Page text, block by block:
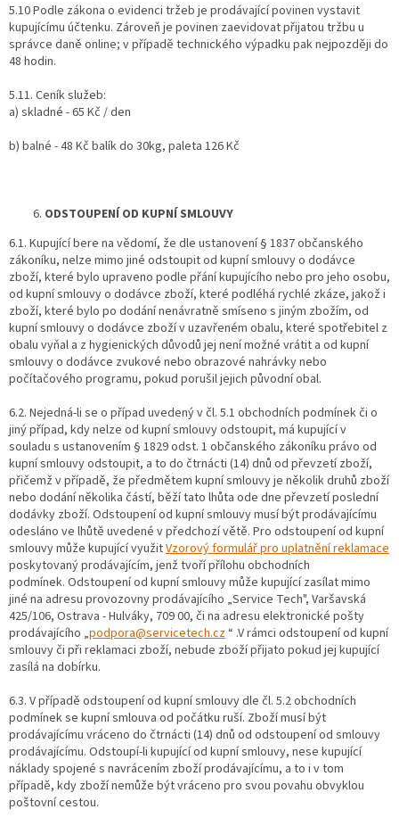
5.10 Podle zákona o evidenci tržeb je prodávající povinen vystavit
kupujícímu účtenku. Zároveň je povinen zaevidovat přijatou tržbu u
správce daně online; v případě technického výpadku pak nejpozději do
48 hodin.
5.11. Ceník služeb:
a) skladné - 65 Kč / den
b) balné - 48 Kč balík do 30kg, paleta 126 Kč
ODSTOUPENÍ OD KUPNÍ SMLOUVY
6.1. Kupující bere na vědomí, že dle ustanovení § 1837 občanského
zákoníku, nelze mimo jiné odstoupit od kupní smlouvy o dodávce
zboží, které bylo upraveno podle přání kupujícího nebo pro jeho osobu,
od kupní smlouvy o dodávce zboží, které podléhá rychlé zkáze, jakož i
zboží, které bylo po dodání nenávratně smíseno s jiným zbožím, od
kupní smlouvy o dodávce zboží v uzavřeném obalu, které spotřebitel z
obalu vyňal a z hygienických důvodů jej není možné vrátit a od kupní
smlouvy o dodávce zvukové nebo obrazové nahrávky nebo
počítačového programu, pokud porušil jejich původní obal.
6.2. Nejedná-li se o případ uvedený v čl. 5.1 obchodních podmínek či o
jiný případ, kdy nelze od kupní smlouvy odstoupit, má kupující v
souladu s ustanovením § 1829 odst. 1 občanského zákoníku právo od
kupní smlouvy odstoupit, a to do čtrnácti (14) dnů od převzetí zboží,
přičemž v případě, že předmětem kupní smlouvy je několik druhů zboží
nebo dodání několika částí, běží tato lhůta ode dne převzetí poslední
dodávky zboží. Odstoupení od kupní smlouvy musí být prodávajícímu
odesláno ve lhůtě uvedené v předchozí větě. Pro odstoupení od kupní
smlouvy může kupující využitVzorový formulář pro uplatnění reklamace
poskytovaný prodávajícím, jenž tvoří přílohu obchodních
podmínek. Odstoupení od kupní smlouvy může kupující zasílat mimo
jiné na adresu provozovny prodávajícího „Service Tech", Varšavská
425/106, Ostrava - Hulváky, 709 00, či na adresu elektronické pošty
prodávajícího „podpora@servicetech.cz “ .V rámci odstoupení od kupní
smlouvy či při reklamaci zboží, nebude zboží přijato pokud jej kupující
zasílá na dobírku.
6.3. V případě odstoupení od kupní smlouvy dle čl. 5.2 obchodních
podmínek se kupní smlouva od počátku ruší. Zboží musí být
prodávajícímu vráceno do čtrnácti (14) dnů od odstoupení od smlouvy
prodávajícímu. Odstoupí-li kupující od kupní smlouvy, nese kupující
náklady spojené s navrácením zboží prodávajícímu, a to i v tom
případě, kdy zboží nemůže být vráceno pro svou povahu obvyklou
poštovní cestou.